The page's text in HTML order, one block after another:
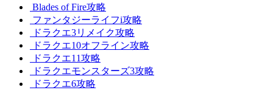
Blades of Fire攻略
ファンタジーライフi攻略
ドラクエ3リメイク攻略
ドラクエ10オフライン攻略
ドラクエ11攻略
ドラクエモンスターズ3攻略
ドラクエ6攻略